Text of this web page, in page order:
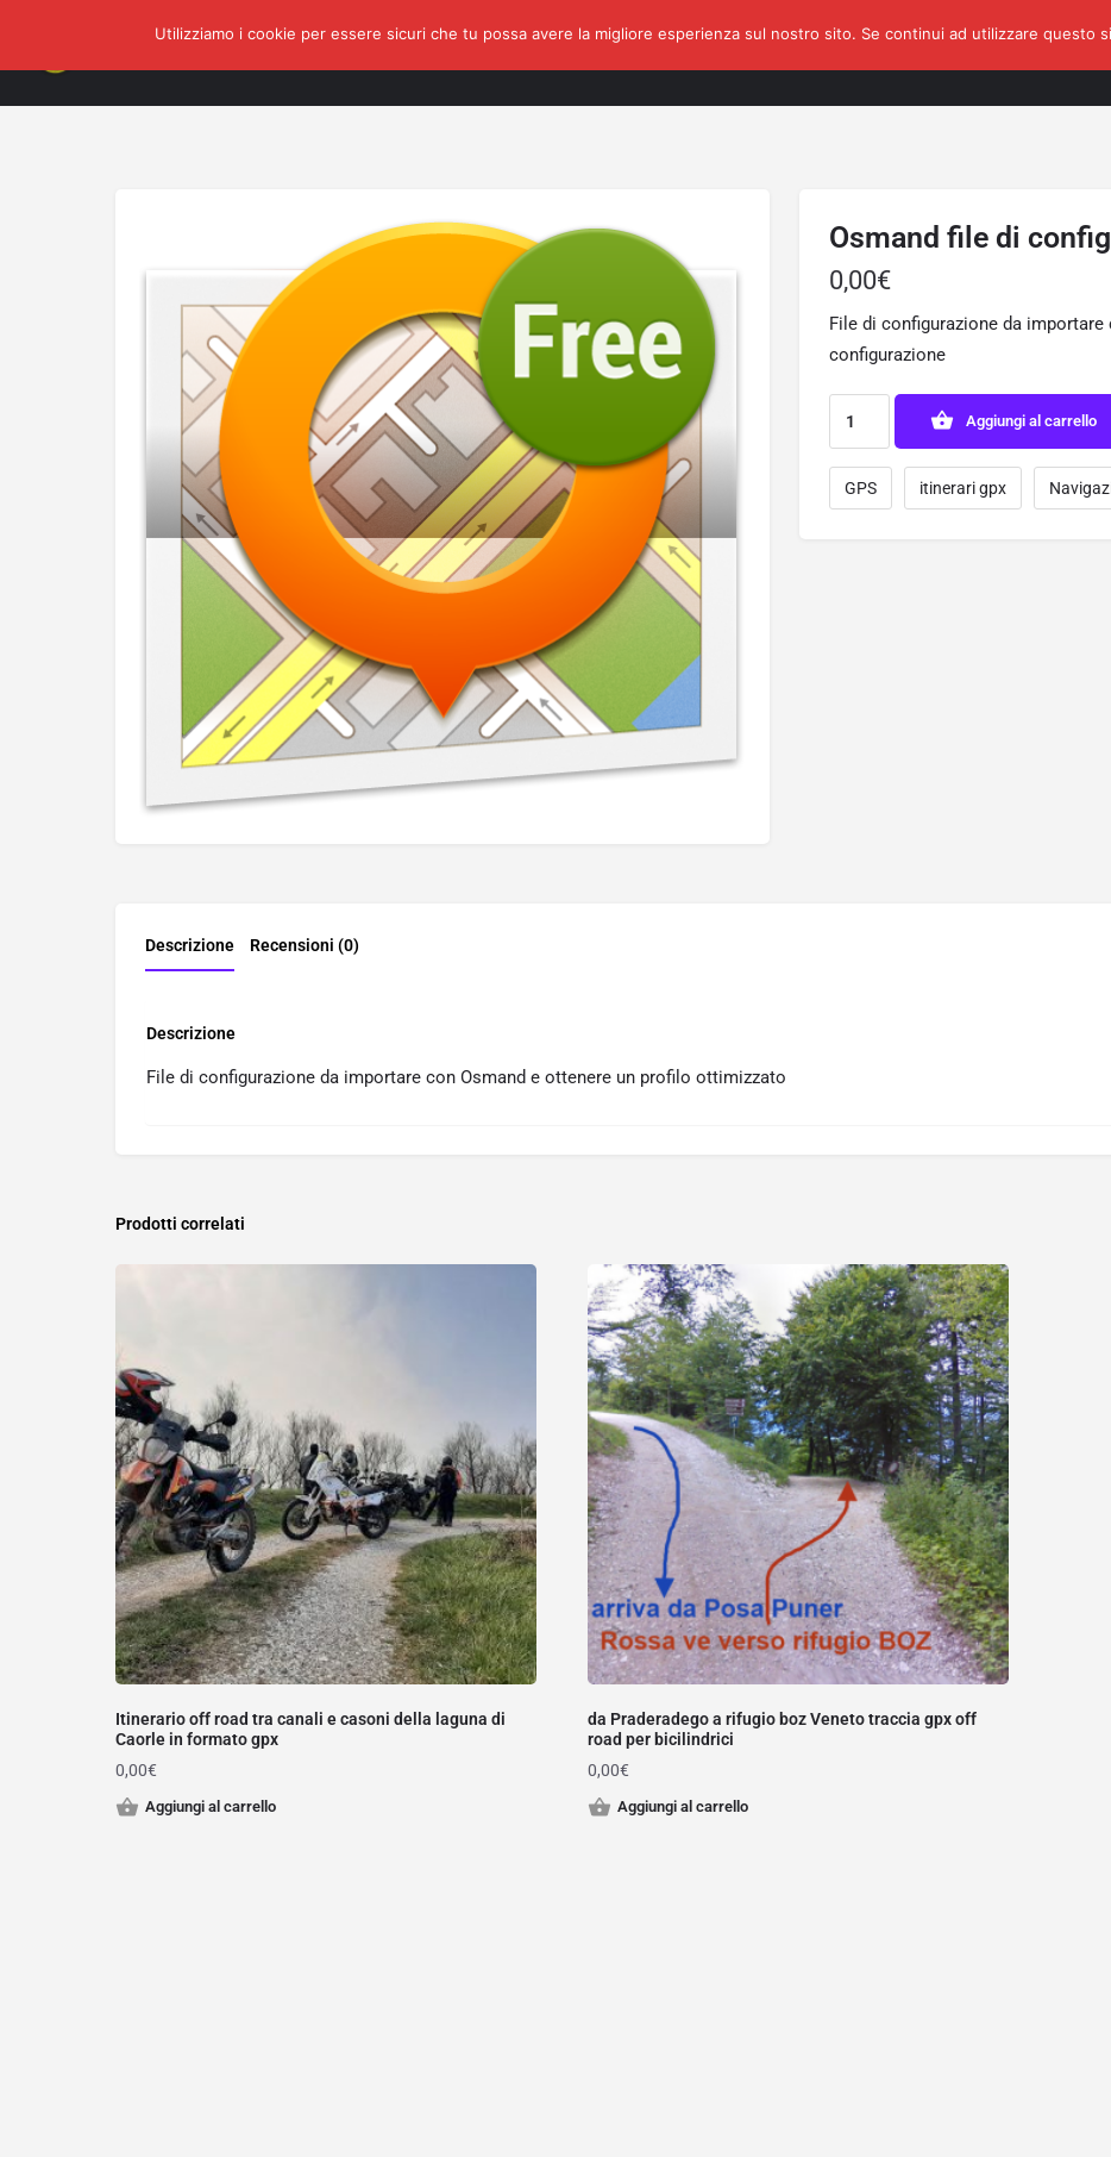
Osmand file di
0,00€
File di configurazione da
configurazione
Aggiungi al carrello
GPS itinerari gpx
Descrizione Recensioni (0)
Descrizione
File di configurazione da importare con Osmand e ottenere un profilo ottimizzato
Prodotti correlati
Itinerario off road tra canali e casoni della laguna di
Caorle in formato gpx
0,00€
Aggiungi al carrello
da Praderadego a rifugio boz Veneto traccia gpx off
road per bicilindrici
0,00€
Aggiungi al carrello
Utilizziamo i cookie per essere sicuri che tu possa avere la migliore esperienza sul nostro sito. Se continui ad utilizzare questo